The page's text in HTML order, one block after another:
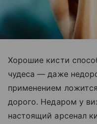
Хорошие кисти
чудеса — даже
применением
дорого. Недаром у
настоящий арсенал